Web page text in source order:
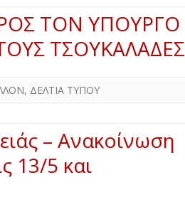
ΤΟΝ ΥΠΟΥΡΓΟ
ΤΣΟΥΚΑΛΑΔΕΣ
, ΔΕΛΤΙΑ ΤΥΠΟΥ
– Ανακοίνωση
13/5 και